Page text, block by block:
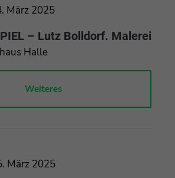
März 2025
– Lutz Bolldorf. Malerei
Halle
Weiteres
März 2025